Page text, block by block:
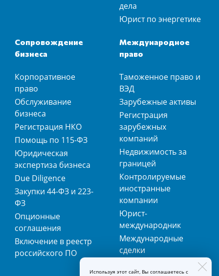
дела
Юрист по энергетике
Сопровождение
бизнеса
Корпоративное
право
Обслуживание
бизнеса
Регистрация НКО
Помощь по 115-ФЗ
Юридическая
экспертиза бизнеса
Due Diligence
Закупки 44-ФЗ и 223-
ФЗ
Опционные
соглашения
Включение в реестр
российского ПО
Международное
право
Таможенное право и
ВЭД
Зарубежные активы
Регистрация
зарубежных
компаний
Недвижимость за
границей
Контролируемые
иностранные
компании
Юрист-
международник
Международные
сделки
Используя этот сайт, Вы соглашаетесь с